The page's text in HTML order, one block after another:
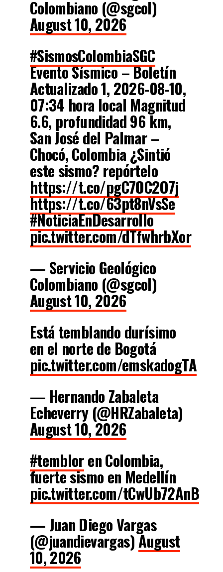
Colombiano (@sgcol)
August 10, 2026
#SismosColombiaSGC
Evento Sísmico – Boletín
Actualizado 1, 2026-08-10,
07:34 hora local Magnitud
6.6, profundidad 96 km,
San José del Palmar –
Chocó, Colombia ¿Sintió
este sismo? repórtelo
https://t.co/pgC7OC2O7j
https://t.co/63pt8nVsSe
#NoticiaEnDesarrollo
pic.twitter.com/dTfwhrbXor
— Servicio Geológico
Colombiano (@sgcol)
August 10, 2026
Está temblando durísimo
en el norte de Bogotá
pic.twitter.com/emskadogTA
— Hernando Zabaleta
Echeverry (@HRZabaleta)
August 10, 2026
#tembloren Colombia,
fuerte sismo en Medellín
pic.twitter.com/tCwUb72AnB
— Juan Diego Vargas
(@juandievargas)August
10, 2026